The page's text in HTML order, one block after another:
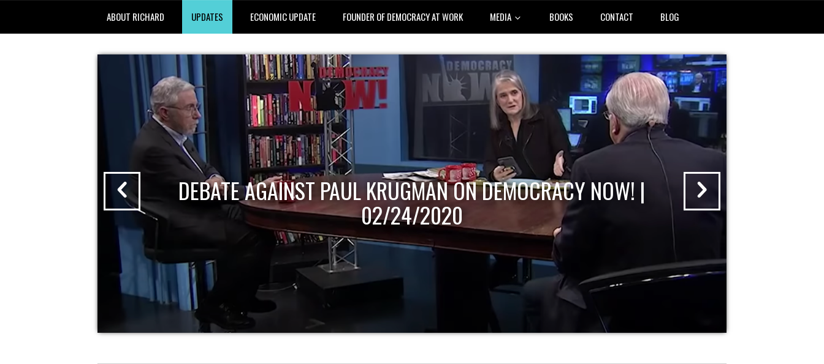
ABOUT RICHARD UPDATES ECONOMIC UPDATE FOUNDER OF DEMOCRACY AT WORK MEDIA BOOKS CONTACT BLOG
DEBATE AGAINST PAUL KRUGMAN ON DEMOCRACY NOW! |
02/24/2020